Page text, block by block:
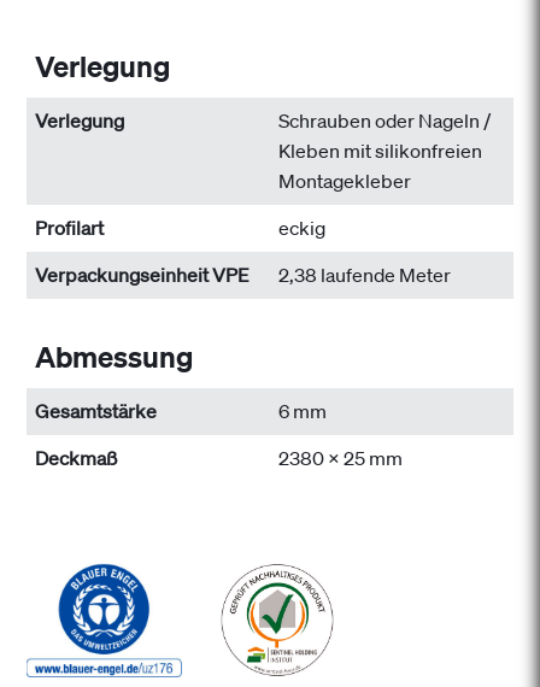
Verlegung
Verlegung
Schrauben oder Nageln /
Kleben mit silikonfreien
Montagekleber
Profilart
eckig
Verpackungseinheit VPE
2,38 laufende Meter
Abmessung
Gesamtstärke
6 mm
Deckmaß
2380 x 25 mm